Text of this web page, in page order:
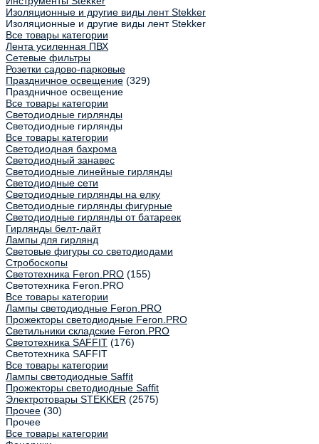
Изоляционные и другие виды лент Stekker
Изоляционные и другие виды лент Stekker
Все товары категории
Лента усиленная ПВХ
Сетевые фильтры
Розетки садово-парковые
Праздничное освещение (329)
Праздничное освещение
Все товары категории
Светодиодные гирлянды
Светодиодные гирлянды
Все товары категории
Светодиодная бахрома
Светодиодный занавес
Светодиодные линейные гирлянды
Светодиодные сети
Светодиодные гирлянды на елку
Светодиодные гирлянды фигурные
Светодиодные гирлянды от батареек
Гирлянды белт-лайт
Лампы для гирлянд
Световые фигуры со светодиодами
Стробоскопы
Светотехника Feron.PRO (155)
Светотехника Feron.PRO
Все товары категории
Лампы светодиодные Feron.PRO
Прожекторы светодиодные Feron.PRO
Светильники складские Feron.PRO
Светотехника SAFFIT (176)
Светотехника SAFFIT
Все товары категории
Лампы светодиодные Saffit
Прожекторы светодиодные Saffit
Электротовары STEKKER (2575)
Прочее (30)
Прочее
Все товары категории